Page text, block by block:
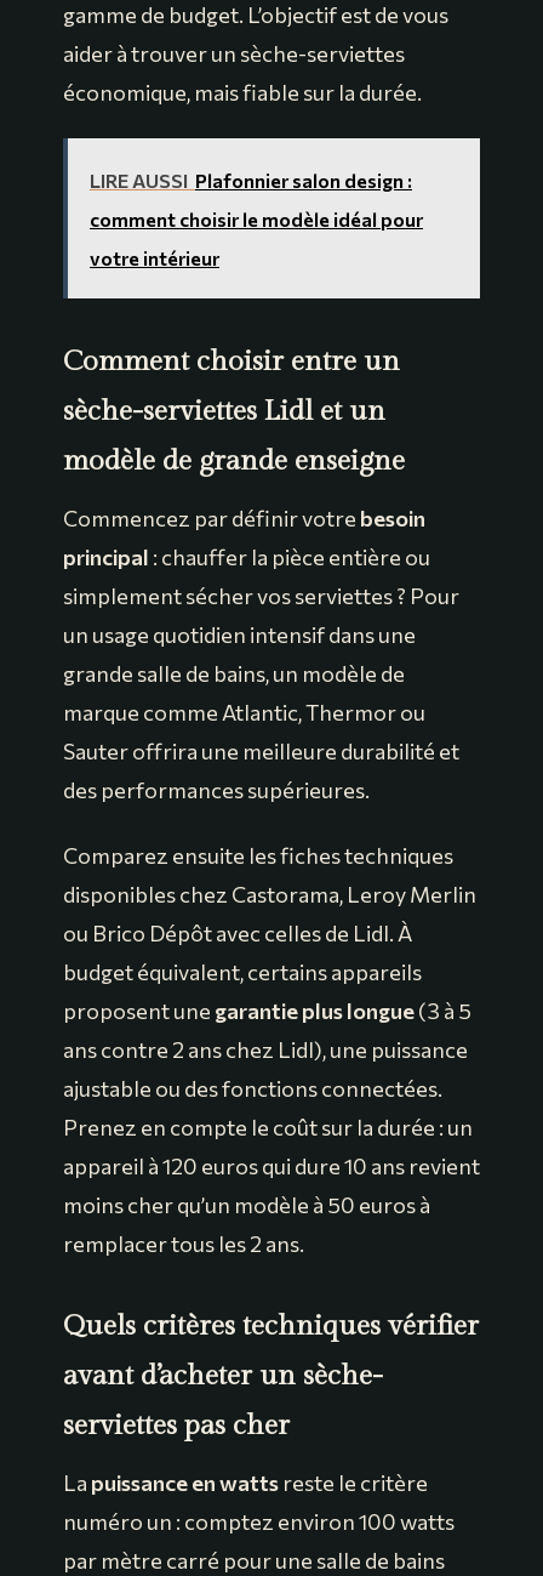
gamme de budget. L’objectif est de vous
aider à trouver un sèche-serviettes
économique, mais fiable sur la durée.
LIRE AUSSI Plafonnier salon design :
comment choisir le modèle idéal pour
votre intérieur
Comment choisir entre un
sèche-serviettes Lidl et un
modèle de grande enseigne
Commencez par définir votre besoin
principal : chauffer la pièce entière ou
simplement sécher vos serviettes ? Pour
un usage quotidien intensif dans une
grande salle de bains, un modèle de
marque comme Atlantic, Thermor ou
Sauter offrira une meilleure durabilité et
des performances supérieures.
Comparez ensuite les fiches techniques
disponibles chez Castorama, Leroy Merlin
ou Brico Dépôt avec celles de Lidl. À
budget équivalent, certains appareils
proposent une garantie plus longue(3 à 5
ans contre 2 ans chez Lidl), une puissance
ajustable ou des fonctions connectées.
Prenez en compte le coût sur la durée : un
appareil à 120 euros qui dure 10 ans revient
moins cher qu’un modèle à 50 euros à
remplacer tous les 2 ans.
Quels critères techniques vérifier
avant d’acheter un sèche-
serviettes pas cher
La puissance en watts reste le critère
numéro un : comptez environ 100 watts
par mètre carré pour une salle de bains